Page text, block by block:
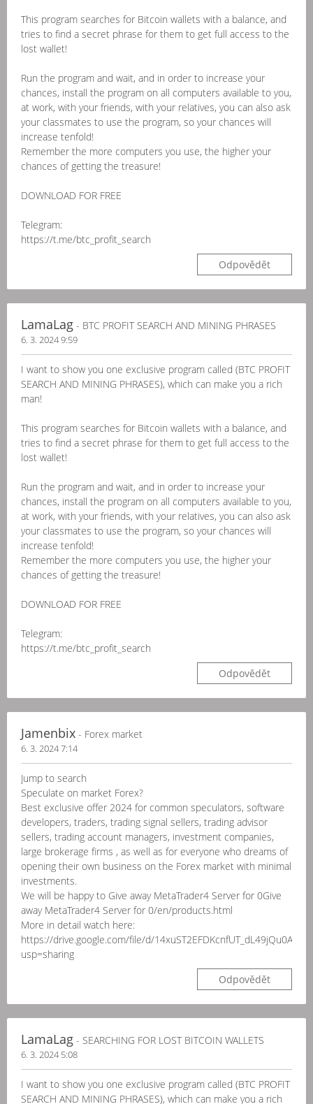
This program searches for Bitcoin wallets with a balance, and
tries to find a secret phrase for them to get full access to the
lost wallet!
Run the program and wait, and in order to increase your
chances, install the program on all computers available to you,
at work, with your friends, with your relatives, you can also ask
your classmates to use the program, so your chances will
increase tenfold!
Remember the more computers you use, the higher your
chances of getting the treasure!
DOWNLOAD FOR FREE
Telegram:
https://t.me/btc_profit_search
Odpovědět
LamaLag - BTC PROFIT SEARCH AND MINING PHRASES
6. 3. 2024 9:59
I want to show you one exclusive program called (BTC PROFIT
SEARCH AND MINING PHRASES), which can make you a rich
man!
This program searches for Bitcoin wallets with a balance, and
tries to find a secret phrase for them to get full access to the
lost wallet!
Run the program and wait, and in order to increase your
chances, install the program on all computers available to you,
at work, with your friends, with your relatives, you can also ask
your classmates to use the program, so your chances will
increase tenfold!
Remember the more computers you use, the higher your
chances of getting the treasure!
DOWNLOAD FOR FREE
Telegram:
https://t.me/btc_profit_search
Odpovědět
Jamenbix - Forex market
6. 3. 2024 7:14
Jump to search
Speculate on market Forex?
Best exclusive offer 2024 for common speculators, software
developers, traders, trading signal sellers, trading advisor
sellers, trading account managers, investment companies,
large brokerage firms , as well as for everyone who dreams of
opening their own business on the Forex market with minimal
investments.
We will be happy to Give away MetaTrader4 Server for 0Give
away MetaTrader4 Server for 0/en/products.html
More in detail watch here:
https://drive.google.com/file/d/
usp=sharing
Odpovědět
LamaLag - SEARCHING FOR LOST BITCOIN WALLETS
6. 3. 2024 5:08
I want to show you one exclusive program called (BTC PROFIT
SEARCH AND MINING PHRASES), which can make you a rich